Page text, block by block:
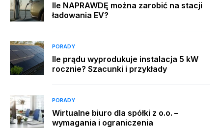
Ile NAPRAWDĘ można zarobić na stacji
ładowania EV?
PORADY
Ile prądu wyprodukuje instalacja 5 kW
rocznie? Szacunki i przykłady
PORADY
Wirtualne biuro dla spółki z o.o. –
wymagania i ograniczenia